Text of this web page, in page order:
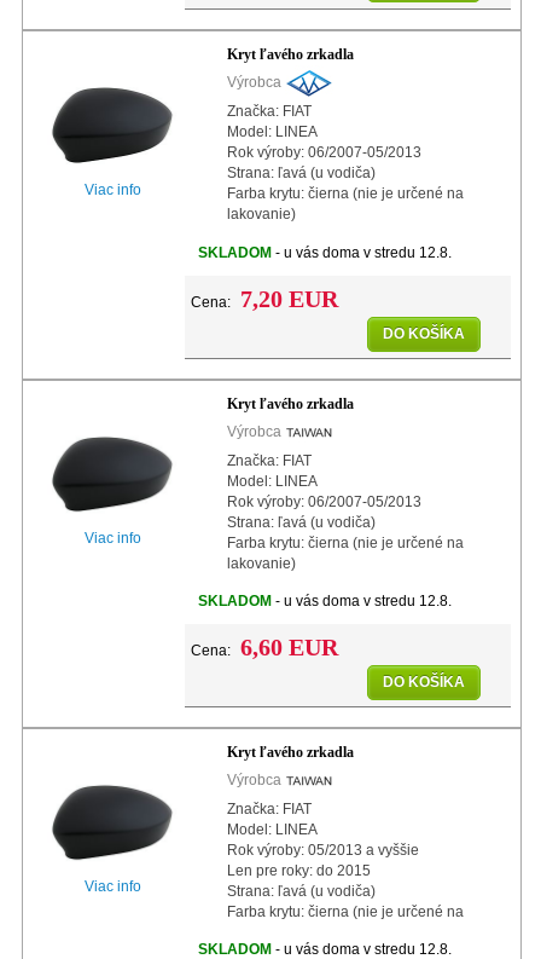
Viac info
Kryt ľavého zrkadla
Výrobca
Značka: FIAT
Model: LINEA
Rok výroby: 06/2007-05/2013
Strana: ľavá (u vodiča)
Farba krytu: čierna (nie je určené na
lakovanie)
SKLADOM - u vás doma v stredu 12.8.
Cena: 7,20 EUR
DO KOŠÍKA
Viac info
Kryt ľavého zrkadla
Výrobca
Značka: FIAT
Model: LINEA
Rok výroby: 06/2007-05/2013
Strana: ľavá (u vodiča)
Farba krytu: čierna (nie je určené na
lakovanie)
SKLADOM - u vás doma v stredu 12.8.
Cena: 6,60 EUR
DO KOŠÍKA
Viac info
Kryt ľavého zrkadla
Výrobca
Značka: FIAT
Model: LINEA
Rok výroby: 05/2013 a vyššie
Len pre roky: do 2015
Strana: ľavá (u vodiča)
Farba krytu: čierna (nie je určené na
SKLADOM - u vás doma v stredu 12.8.